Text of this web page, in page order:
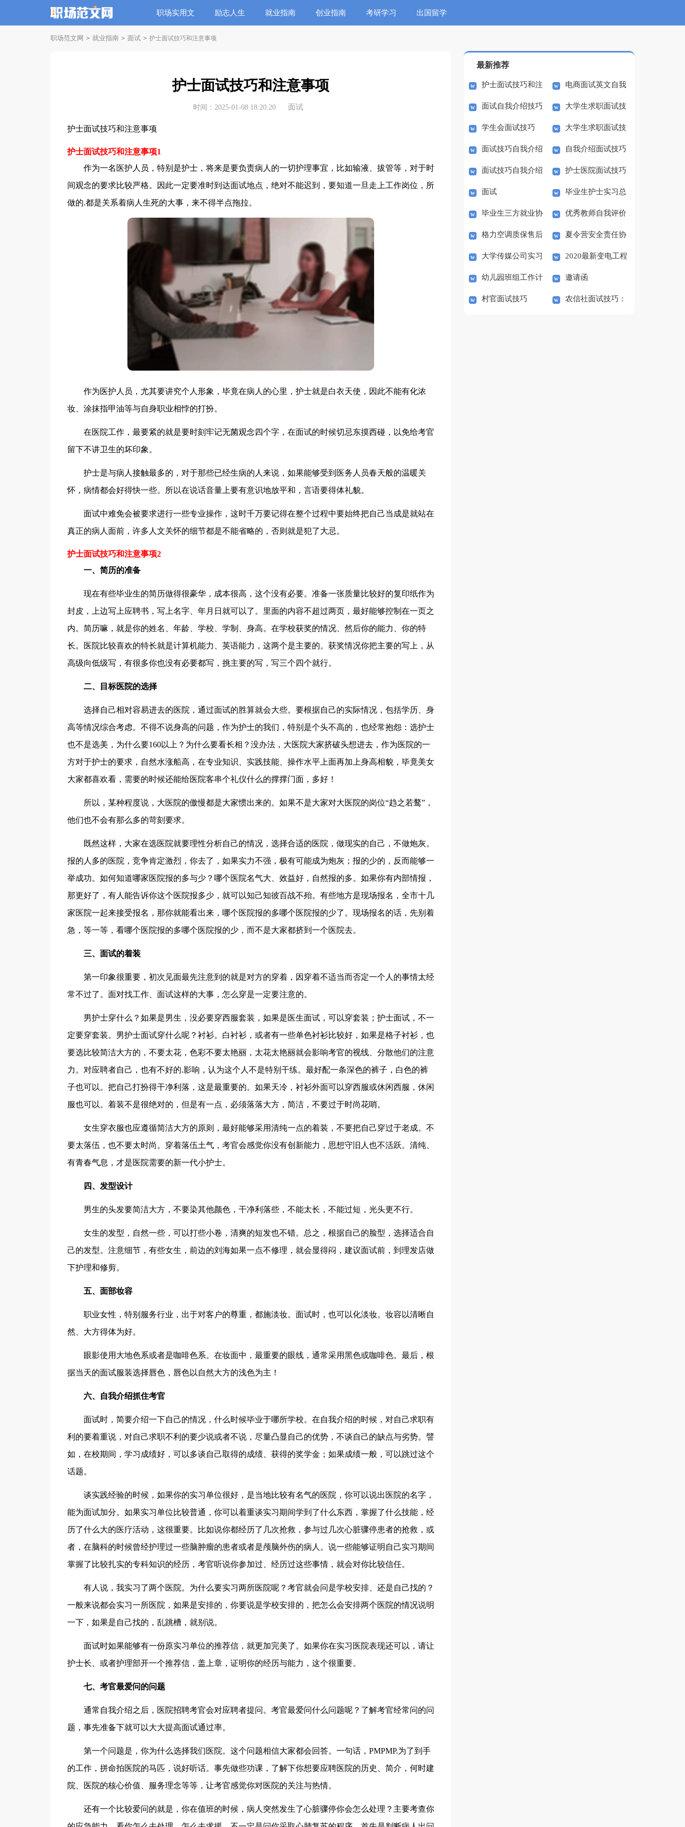
职场实用文 励志人生 就业指南 创业指南 考研学习 出国留学
职场范文网 > 就业指南 > 面试 > 护士面试技巧和注意事项
护士面试技巧和注意事项
时间：2025-01-08 18:20:20 面试
护士面试技巧和注意事项
护士面试技巧和注意事项1
作为一名医护人员，特别是护士，将来是要负责病人的一切护理事宜，比如输液、拔管等，对于时
间观念的要求比较严格。因此一定要准时到达面试地点，绝对不能迟到，要知道一旦走上工作岗位，所
做的.都是关系着病人生死的大事，来不得半点拖拉。
作为医护人员，尤其要讲究个人形象，毕竟在病人的心里，护士就是白衣天使，因此不能有化浓
妆、涂抹指甲油等与自身职业相悖的打扮。
在医院工作，最要紧的就是要时刻牢记无菌观念四个字，在面试的时候切忌东摸西碰，以免给考官
留下不讲卫生的坏印象。
护士是与病人接触最多的，对于那些已经生病的人来说，如果能够受到医务人员春天般的温暖关
怀，病情都会好得快一些。所以在说话音量上要有意识地放平和，言语要得体礼貌。
面试中难免会被要求进行一些专业操作，这时千万要记得在整个过程中要始终把自己当成是就站在
真正的病人面前，许多人文关怀的细节都是不能省略的，否则就是犯了大忌。
护士面试技巧和注意事项2
一、简历的准备
现在有些毕业生的简历做得很豪华，成本很高，这个没有必要。准备一张质量比较好的复印纸作为
封皮，上边写上应聘书，写上名字、年月日就可以了。里面的内容不超过两页，最好能够控制在一页之
内。简历嘛，就是你的姓名、年龄、学校、学制、身高。在学校获奖的情况、然后你的能力、你的特
长。医院比较喜欢的特长就是计算机能力、英语能力，这两个是主要的。获奖情况你把主要的写上，从
高级向低级写，有很多你也没有必要都写，挑主要的写，写三个四个就行。
二、目标医院的选择
选择自己相对容易进去的医院，通过面试的胜算就会大些。要根据自己的实际情况，包括学历、身
高等情况综合考虑。不得不说身高的问题，作为护士的我们，特别是个头不高的，也经常抱怨：选护士
也不是选美，为什么要160以上？为什么要看长相？没办法，大医院大家挤破头想进去，作为医院的一
方对于护士的要求，自然水涨船高，在专业知识、实践技能、操作水平上面再加上身高相貌，毕竟美女
大家都喜欢看，需要的时候还能给医院客串个礼仪什么的撑撑门面，多好！
所以，某种程度说，大医院的傲慢都是大家惯出来的。如果不是大家对大医院的岗位“趋之若鹜”，
他们也不会有那么多的苛刻要求。
既然这样，大家在选医院就要理性分析自己的情况，选择合适的医院，做现实的自己，不做炮灰。
报的人多的医院，竞争肯定激烈，你去了，如果实力不强，极有可能成为炮灰；报的少的，反而能够一
举成功。如何知道哪家医院报的多与少？哪个医院名气大、效益好，自然报的多。如果你有内部情报，
那更好了，有人能告诉你这个医院报多少，就可以知己知彼百战不殆。有些地方是现场报名，全市十几
家医院一起来接受报名，那你就能看出来，哪个医院报的多哪个医院报的少了。现场报名的话，先别着
急，等一等，看哪个医院报的多哪个医院报的少，而不是大家都挤到一个医院去。
三、面试的着装
第一印象很重要，初次见面最先注意到的就是对方的穿着，因穿着不适当而否定一个人的事情太经
常不过了。面对找工作、面试这样的大事，怎么穿是一定要注意的。
男护士穿什么？如果是男生，没必要穿西服套装，如果是医生面试，可以穿套装；护士面试，不一
定要穿套装。男护士面试穿什么呢？衬衫。白衬衫，或者有一些单色衬衫比较好，如果是格子衬衫，也
要选比较简洁大方的，不要太花，色彩不要太艳丽，太花太艳丽就会影响考官的视线、分散他们的注意
力。对应聘者自己，也有不好的.影响，认为这个人不是特别干练。最好配一条深色的裤子，白色的裤
子也可以。把自己打扮得干净利落，这是最重要的。如果天冷，衬衫外面可以穿西服或休闲西服，休闲
服也可以。着装不是很绝对的，但是有一点，必须落落大方，简洁，不要过于时尚花哨。
女生穿衣服也应遵循简洁大方的原则，最好能够采用清纯一点的着装，不要把自己穿过于老成。不
要太落伍，也不要太时尚。穿着落伍土气，考官会感觉你没有创新能力，思想守旧人也不活跃。清纯、
有青春气息，才是医院需要的新一代小护士。
四、发型设计
男生的头发要简洁大方，不要染其他颜色，干净利落些，不能太长，不能过短，光头更不行。
女生的发型，自然一些，可以打些小卷，清爽的短发也不错。总之，根据自己的脸型，选择适合自
己的发型。注意细节，有些女生，前边的刘海如果一点不修理，就会显得闷，建议面试前，到理发店做
下护理和修剪。
五、面部妆容
职业女性，特别服务行业，出于对客户的尊重，都施淡妆。面试时，也可以化淡妆。妆容以清晰自
然、大方得体为好。
眼影使用大地色系或者是咖啡色系。在妆面中，最重要的眼线，通常采用黑色或咖啡色。最后，根
据当天的面试服装选择唇色，唇色以自然大方的浅色为主！
六、自我介绍抓住考官
面试时，简要介绍一下自己的情况，什么时候毕业于哪所学校。在自我介绍的时候，对自己求职有
利的要着重说，对自己求职不利的要少说或者不说，尽量凸显自己的优势，不谈自己的缺点与劣势。譬
如，在校期间，学习成绩好，可以多谈自己取得的成绩、获得的奖学金；如果成绩一般，可以跳过这个
话题。
谈实践经验的时候，如果你的实习单位很好，是当地比较有名气的医院，你可以说出医院的名字，
能为面试加分。如果实习单位比较普通，你可以着重谈实习期间学到了什么东西，掌握了什么技能，经
历了什么大的医疗活动，这很重要。比如说你都经历了几次抢救，参与过几次心脏骤停患者的抢救，或
者，在脑科的时候曾经护理过一些脑肿瘤的患者或者是颅脑外伤的病人。说一些能够证明自己实习期间
掌握了比较扎实的专科知识的经历，考官听说你参加过、经历过这些事情，就会对你比较信任。
有人说，我实习了两个医院。为什么要实习两所医院呢？考官就会问是学校安排、还是自己找的？
一般来说都会实习一所医院，如果是安排的，你要说是学校安排的，把怎么会安排两个医院的情况说明
一下，如果是自己找的，乱跳槽，就别说。
面试时如果能够有一份原实习单位的推荐信，就更加完美了。如果你在实习医院表现还可以，请让
护士长、或者护理部开一个推荐信，盖上章，证明你的经历与能力，这个很重要。
七、考官最爱问的问题
通常自我介绍之后，医院招聘考官会对应聘者提问。考官最爱问什么问题呢？了解考官经常问的问
题，事先准备下就可以大大提高面试通过率。
第一个问题是，你为什么选择我们医院。这个问题相信大家都会回答。一句话，PMPMP.为了到手
的工作，拼命拍医院的马匹，说好听话。事先做些功课，了解下你想要应聘医院的历史、简介，何时建
院、医院的核心价值、服务理念等等，让考官感觉你对医院的关注与热情。
还有一个比较爱问的就是，你在值班的时候，病人突然发生了心脏骤停你会怎么处理？主要考查你
最新推荐
护士面试技巧和注
意事项
电商面试英文自我
介绍
面试自我介绍技巧 大学生求职面试技
巧
学生会面试技巧 大学生求职面试技
巧
面试技巧自我介绍 自我介绍面试技巧
面试技巧自我介绍 护士医院面试技巧
和注意事项
面试 毕业生护士实习总
结范文
毕业生三方就业协
议书
优秀教师自我评价
范文
格力空调质保售后
承诺书范文
夏令营安全责任协
议书范本
大学传媒公司实习
总结
2020最新变电工程
部变电班实习总结
幼儿园班组工作计
划范文
邀请函
村官面试技巧 农信社面试技巧：